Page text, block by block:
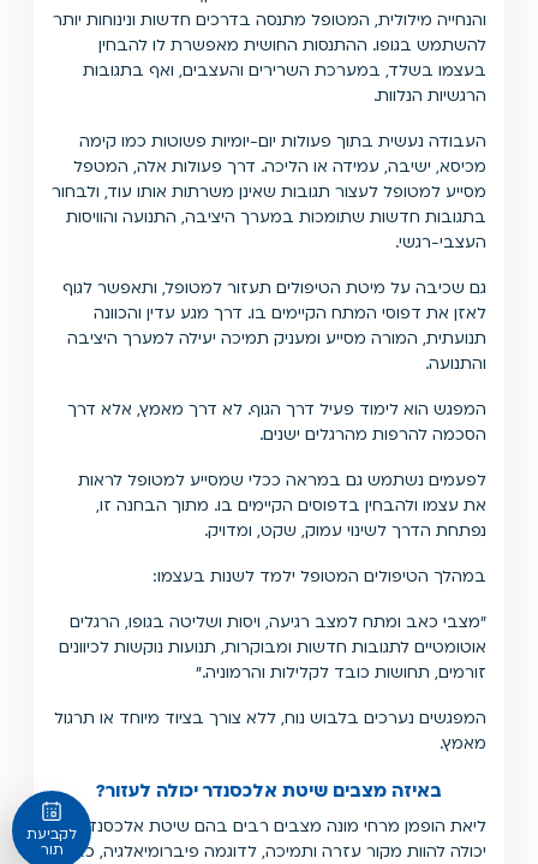
לקביעת
תור
והנחייה מילולית, המטופל מתנסה בדרכים חדשות ונינוחות יותר
להשתמש בגופו. ההתנסות החושית מאפשרת לו להבחין
בעצמו בשלד, במערכת השרירים והעצבים, ואף בתגובות
הרגשיות הנלוות.
העבודה נעשית בתוך פעולות יום-יומיות פשוטות כמו קימה
מכיסא, ישיבה, עמידה או הליכה. דרך פעולות אלה, המטפל
מסייע למטופל לעצור תגובות שאינן משרתות אותו עוד, ולבחור
בתגובות חדשות שתומכות במערך היציבה, התנועה והוויסות
העצבי-רגשי.
גם שכיבה על מיטת הטיפולים תעזור למטופל, ותאפשר לגוף
לאזן את דפוסי המתח הקיימים בו. דרך מגע עדין והכוונה
תנועתית, המורה מסייע ומעניק תמיכה יעילה למערך היציבה
והתנועה.
המפגש הוא לימוד פעיל דרך הגוף. לא דרך מאמץ, אלא דרך
הסכמה להרפות מהרגלים ישנים.
לפעמים נשתמש גם במראה ככלי שמסייע למטופל לראות
את עצמו ולהבחין בדפוסים הקיימים בו. מתוך הבחנה זו,
נפתחת הדרך לשינוי עמוק, שקט, ומדויק.
במהלך הטיפולים המטופל ילמד לשנות בעצמו:
"מצבי כאב ומתח למצב רגיעה, ויסות ושליטה בגופו, הרגלים
אוטומטיים לתגובות חדשות ומבוקרות, תנועות נוקשות לכיוונים
זורמים, תחושות כובד לקלילות והרמוניה.״
המפגשים נערכים בלבוש נוח, ללא צורך בציוד מיוחד או תרגול
מאמץ.
באיזה מצבים שיטת אלכסנדר יכולה לעזור?
ליאת הופמן מרחי מונה מצבים רבים בהם שיטת אלכסנדר
יכולה להוות מקור עזרה ותמיכה, לדוגמה פיברומיאלגיה, כאבי